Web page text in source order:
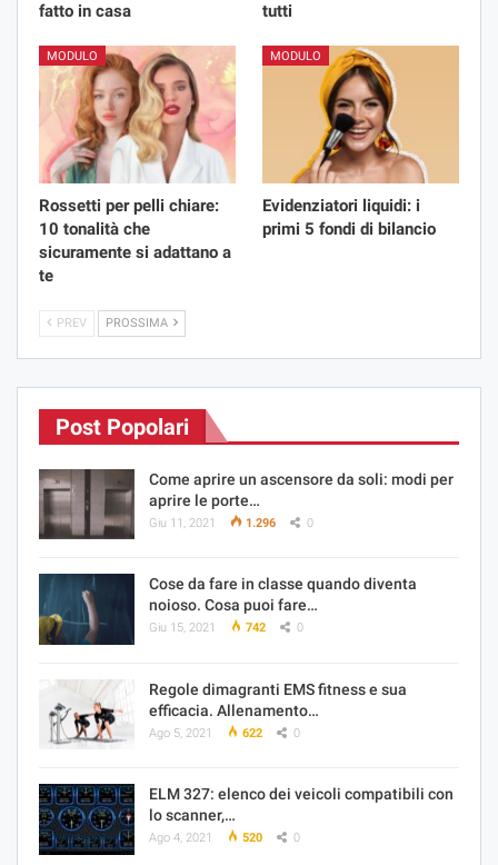
fatto in casa
tutti
MODULO
Rossetti per pelli chiare:
10 tonalità che
sicuramente si adattano a
te
MODULO
Evidenziatori liquidi: i
primi 5 fondi di bilancio
PREV PROSSIMA
Post Popolari
Come aprire un ascensore da soli: modi per
aprire le porte…
Giu 11, 2021 1.296 0
Cose da fare in classe quando diventa
noioso. Cosa puoi fare…
Giu 15, 2021 742 0
Regole dimagranti EMS fitness e sua
efficacia. Allenamento…
Ago 5, 2021 622 0
ELM 327: elenco dei veicoli compatibili con
lo scanner,…
Ago 4, 2021 520 0